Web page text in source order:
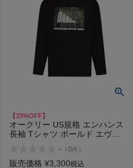
【33%OFF】
オークリー US規格 エンハンス
長袖 Tシャツ ボールド エヴォ
OAKLEY Enhance Qd LS Tee
Bold Evo 2.0 アウトレット セー
- （0件 ）
販売価格 ¥3,300税込